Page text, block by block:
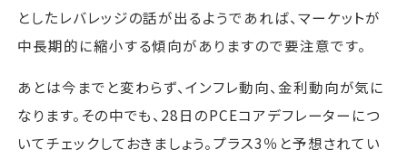
としたレバレッジの話が出るようであれば、マーケットが
中長期的に縮小する傾向がありますので要注意です。
あとは今までと変わらず、インフレ動向、金利動向が気に
なります。その中でも、28日のPCEコアデフレーターにつ
いてチェックしておきましょう。プラス3％と予想されてい